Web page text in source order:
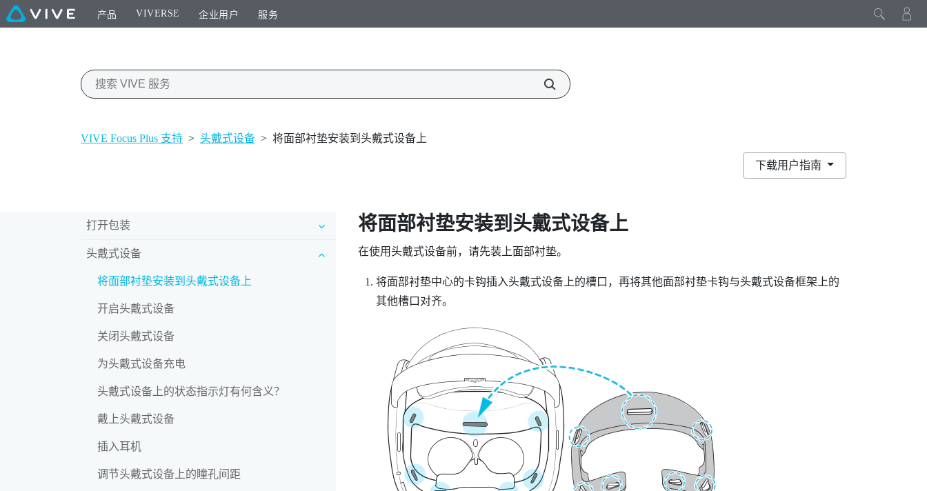
产品 VIVERSE 企业用户 服务
VIVE Focus Plus 支持 > 头戴式设备 > 将面部衬垫安装到头戴式设备上
下载用户指南
打开包装
头戴式设备
将面部衬垫安装到头戴式设备上
开启头戴式设备
关闭头戴式设备
为头戴式设备充电
头戴式设备上的状态指示灯有何含义？
戴上头戴式设备
插入耳机
调节头戴式设备上的瞳孔间距
将面部衬垫安装到头戴式设备上
在使用头戴式设备前，请先装上面部衬垫。
将面部衬垫中心的卡钩插入头戴式设备上的槽口，再将其他面部衬垫卡钩与头戴式设备框架上的
其他槽口对齐。